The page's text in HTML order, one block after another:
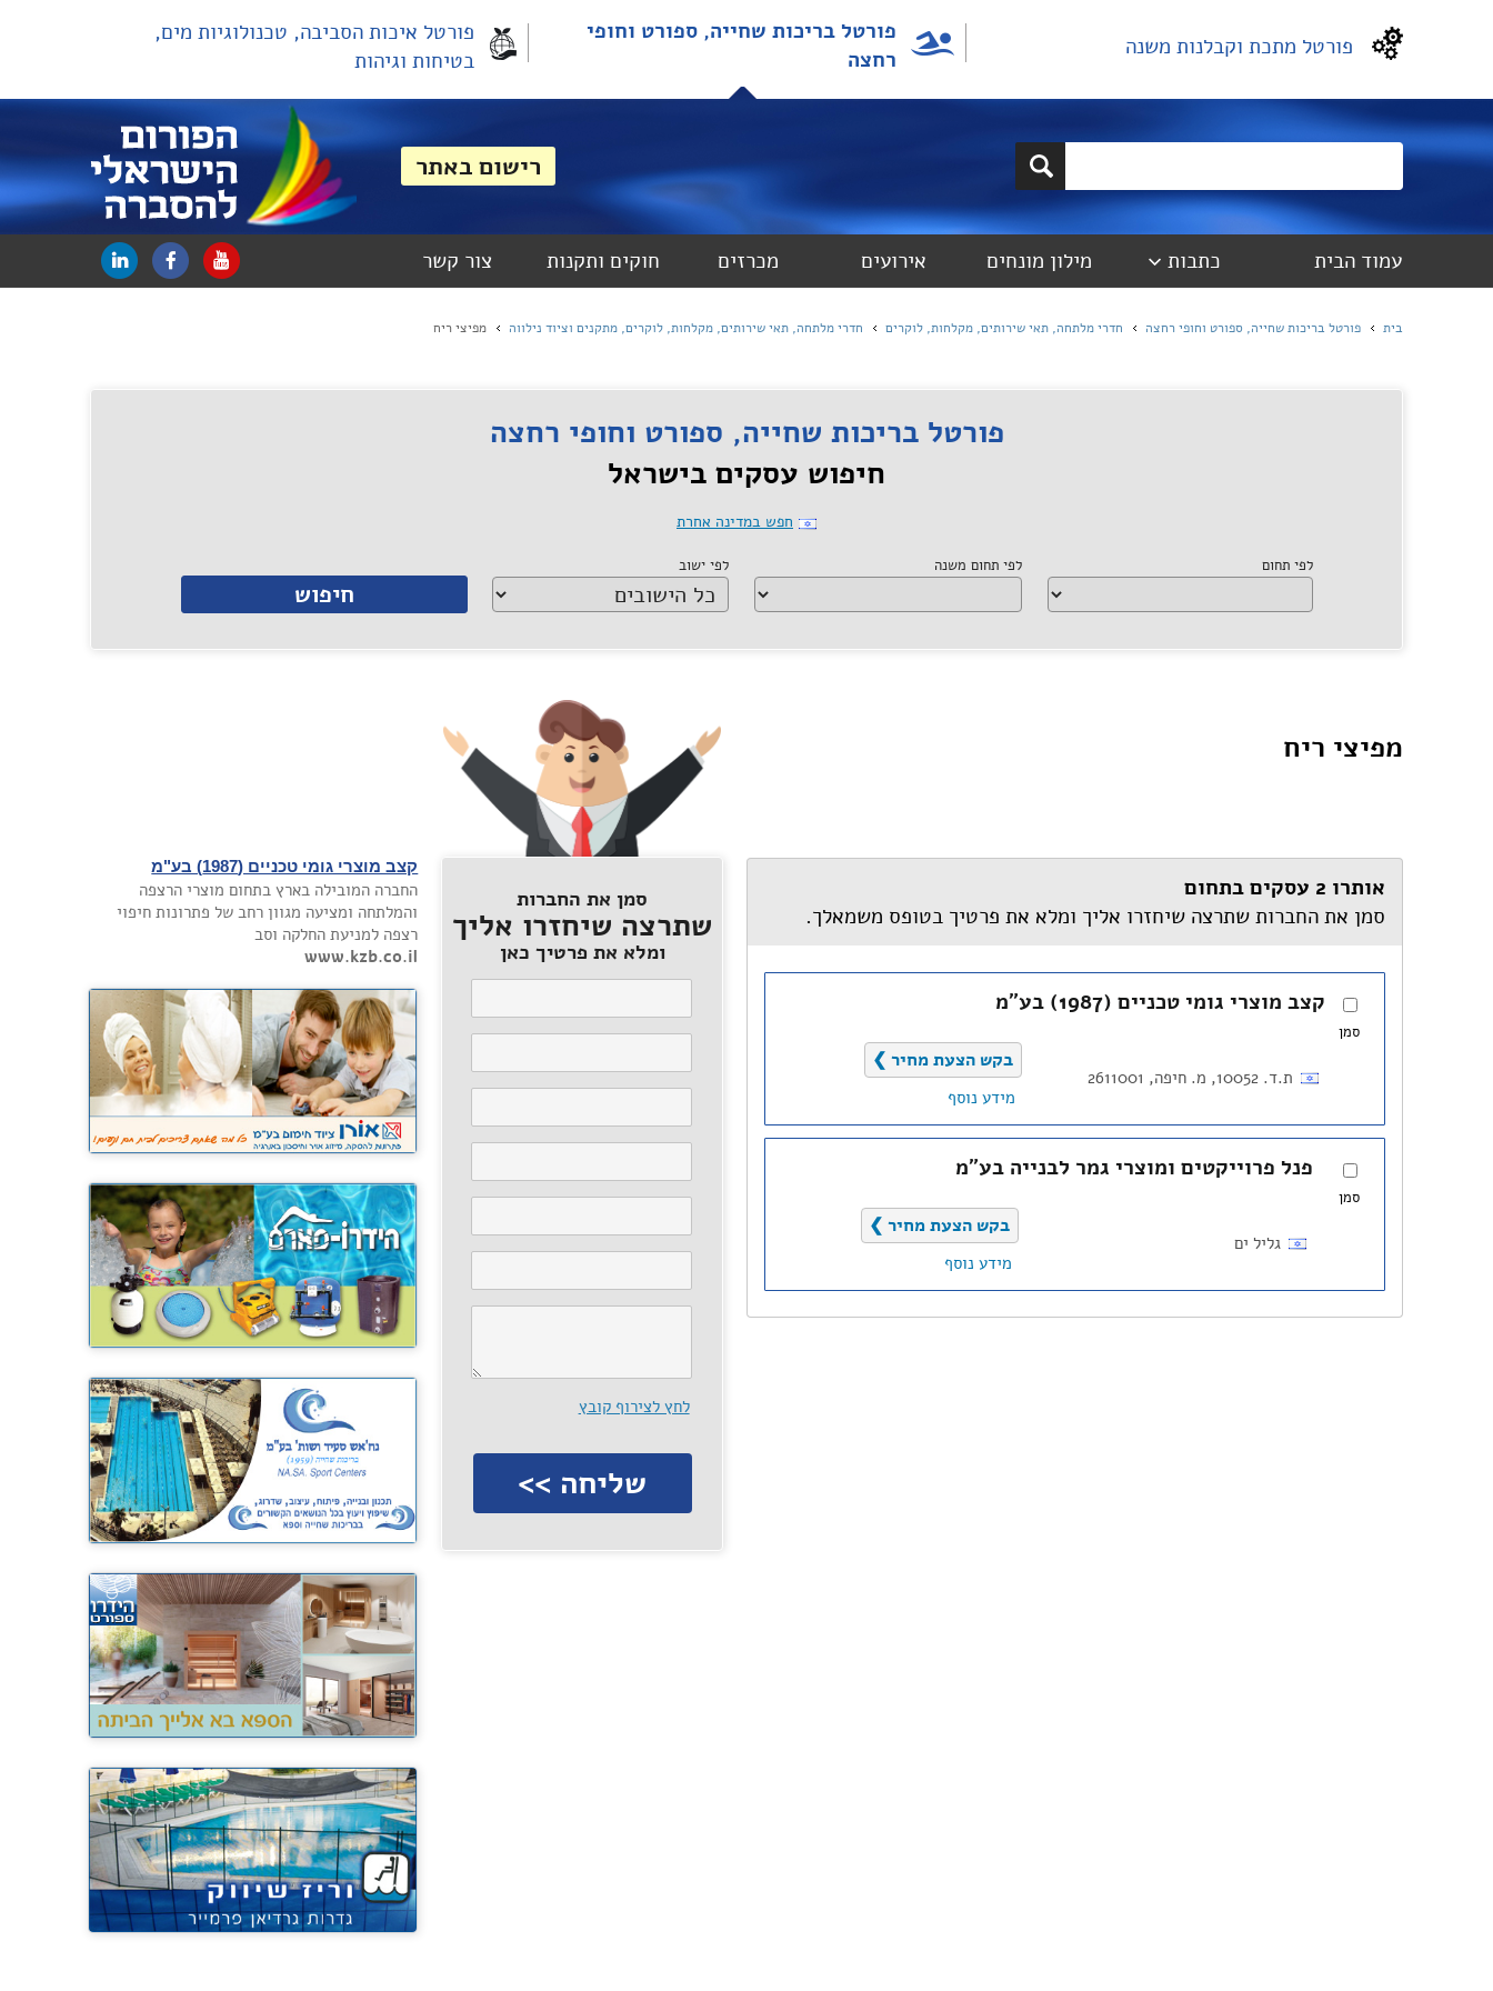
פורטל מתכת וקבלנות משנה
פורטל בריכות שחייה, ספורט וחופי
רחצה
פורטל איכות הסביבה, טכנולוגיות מים,
בטיחות וגיהות
עמוד הבית כתבות מילון מונחים אירועים מכרזים חוקים ותקנות צור קשר
בית פורטל בריכות שחייה, ספורט וחופי רחצה חדרי מלתחה, תאי שירותים, מקלחות, לוקרים חדרי מלתחה, תאי שירותים, מקלחות, לוקרים, מתקנים וציוד נילווה מפיצי ריח
פורטל בריכות שחייה, ספורט וחופי רחצה
חיפוש עסקים בישראל
חפש במדינה אחרת
לפי תחום לפי תחום משנה לפי ישוב
מפיצי ריח
אותרו 2 עסקים בתחום
סמן את החברות שתרצה שיחזרו אליך ומלא את פרטיך בטופס משמאלך.
סמן
קצב מוצרי גומי טכניים (1987) בע"מ
ת.ד. 10052, מ. חיפה, 2611001
בקש הצעת מחיר ❯
מידע נוסף
סמן
פנל פרוייקטים ומוצרי גמר לבנייה בע"מ
גליל ים
בקש הצעת מחיר ❯
מידע נוסף
סמן את החברות
שתרצה שיחזרו אליך
ומלא את פרטיך כאן
לחץ לצירוף קובץ
קצב מוצרי גומי טכניים (1987) בע"מ
החברה המובילה בארץ בתחום מוצרי הרצפה
והמלתחה ומציעה מגוון רחב של פתרונות חיפוי
רצפה למניעת החלקה וסב
www.kzb.co.il